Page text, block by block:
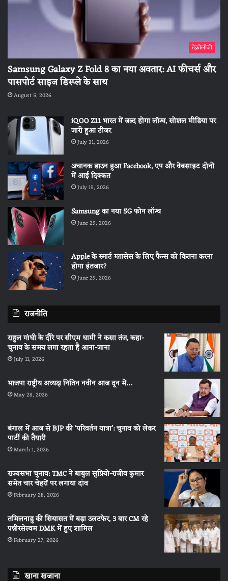
टेक्नोलॉजी
Samsung Galaxy Z Fold 8 का नया अवतार: AI फीचर्स और
पासपोर्ट साइज डिस्प्ले के साथ
August 5, 2026
iQOO Z11 भारत में जल्द होगा लॉन्च, सोशल मीडिया पर
जारी हुआ टीजर
July 31, 2026
अचानक डाउन हुआ Facebook, एप और वेबसाइट दोनों
में आई दिक्कत
July 19, 2026
Samsung का नया 5G फोन लॉन्च
June 29, 2026
Apple के स्मार्ट ग्लासेस के लिए फैन्स को कितना करना
होगा इंतजार?
June 29, 2026
राजनीति
राहुल गांधी के दौरे पर सीएम धामी ने कसा तंज, कहा-
चुनाव के समय लगा रहता है आना-जाना
July 11, 2026
भाजपा राष्ट्रीय अध्यक्ष नितिन नवीन आज दून में…
May 28, 2026
बंगाल में आज से BJP की ‘परिवर्तन यात्रा’: चुनाव को लेकर
पार्टी की तैयारी
March 1, 2026
राज्यसभा चुनाव: TMC ने बाबुल सुप्रियो-राजीव कुमार
समेत चार चेहरों पर लगाया दांव
February 28, 2026
तमिलनाडु की सियासत में बड़ा उलटफेर, 3 बार CM रहे
पन्नीरसेल्वम DMK में हुए शामिल
February 27, 2026
खाना खजाना